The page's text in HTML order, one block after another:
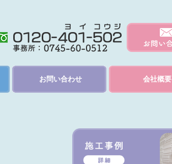
お問い合わせ 会社概要